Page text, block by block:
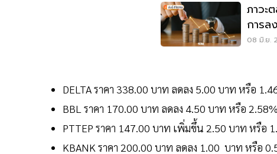
ภาวะ
การล
08 มิ.ย.
DELTA ราคา 338.00 บาท ลดลง 5.00 บาท หรือ
BBL ราคา 170.00 บาท ลดลง 4.50 บาท หรือ
PTTEP ราคา 147.00 บาท เพิ่มขึ้น 2.50 บาท หรือ
KBANK ราคา 200.00 บาท ลดลง 1.00 บาท หรือ